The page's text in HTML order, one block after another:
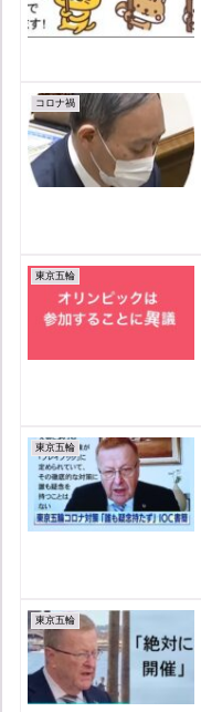
コロナ禍
東京五輪
東京五輪
東京五輪